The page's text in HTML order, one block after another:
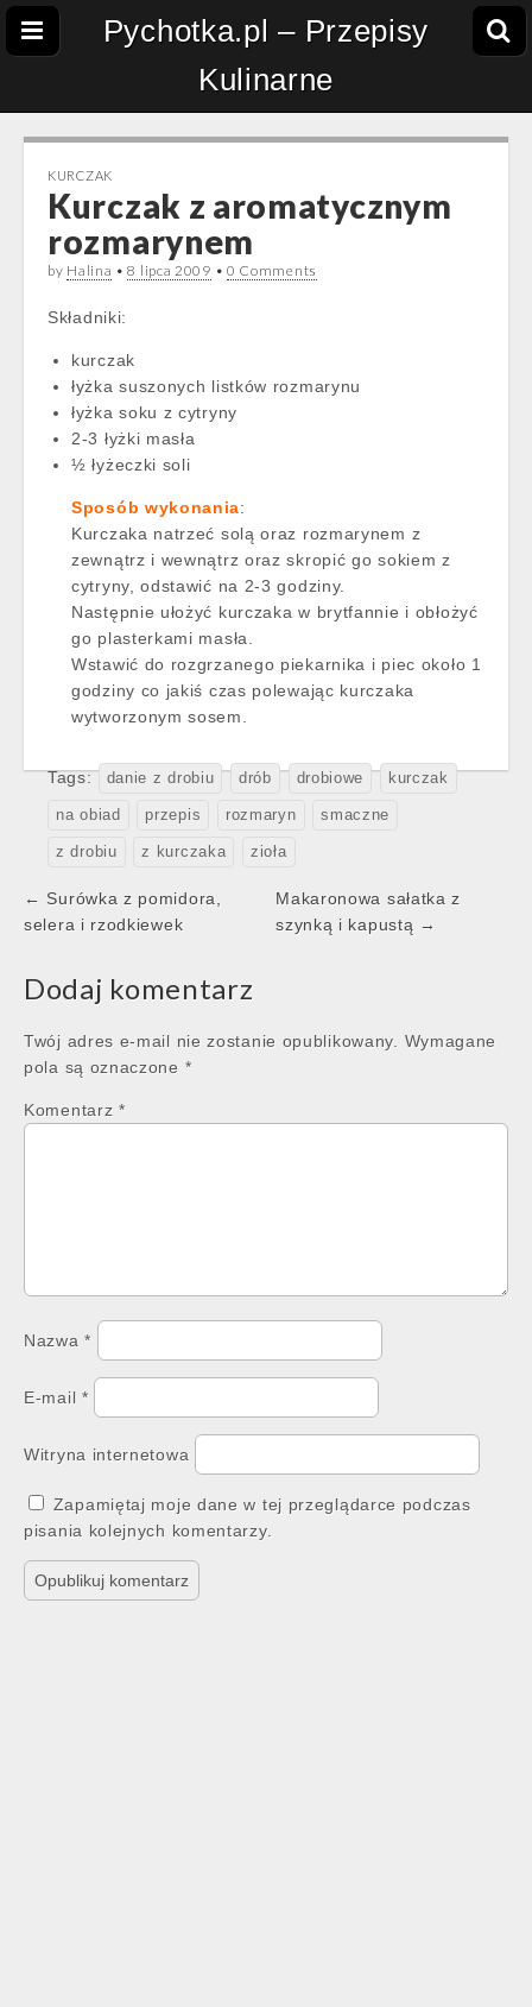
Pychotka.pl – Przepisy
Kulinarne
KURCZAK
Kurczak z aromatycznym
rozmarynem
by Halina •8 lipca 2009 • 0 Comments
Składniki:
kurczak
łyżka suszonych listków rozmarynu
łyżka soku z cytryny
2-3 łyżki masła
½ łyżeczki soli
Sposób wykonania:
Kurczaka natrzeć solą oraz rozmarynem z
zewnątrz i wewnątrz oraz skropić go sokiem z
cytryny, odstawić na 2-3 godziny.
Następnie ułożyć kurczaka w brytfannie i obłożyć
go plasterkami masła.
Wstawić do rozgrzanego piekarnika i piec około 1
godziny co jakiś czas polewając kurczaka
wytworzonym sosem.
Tags: danie z drobiu drób drobiowe kurczak
na obiad przepis rozmaryn smaczne
z drobiu z kurczaka zioła
Post
navigation
← Surówka z pomidora,
selera i rzodkiewek
Makaronowa sałatka z
szynką i kapustą →
Dodaj komentarz
Twój adres e-mail nie zostanie opublikowany.
Wymagane
pola są oznaczone *
Komentarz *
Nazwa*
E-mail *
Witryna internetowa
Zapamiętaj moje dane w tej przeglądarce podczas
pisania kolejnych komentarzy.